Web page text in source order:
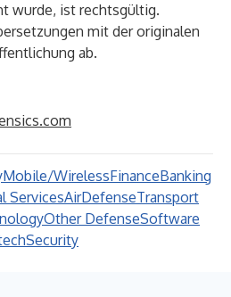
wurde, ist rechtsgültig.
mit der originalen
ab.
Mobile/WirelessFinanceBanking
ServicesAirDefenseTransport
Other DefenseSoftware
Security